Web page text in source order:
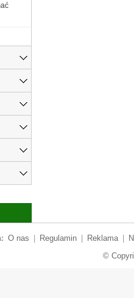
O nas Regulamin Reklama
©